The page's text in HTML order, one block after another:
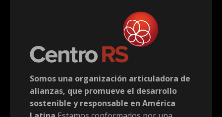
Somos una organización articuladora de
alianzas, que promueve el desarrollo
sostenible y responsable en América